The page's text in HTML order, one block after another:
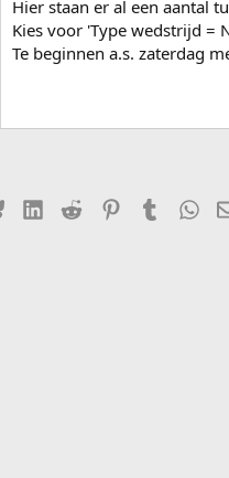
Hier staan er al een aantal
Kies voor 'Type wedstrijd =
Te beginnen a.s. zaterdag
BlueskyLinkedIn
Reddit PinterestTumblr